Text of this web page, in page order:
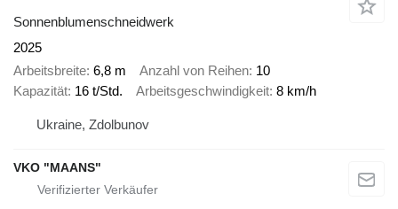
Sonnenblumenschneidwerk
2025
Arbeitsbreite 6,8 m Anzahl von Reihen 10
Kapazität 16 t/Std. Arbeitsgeschwindigkeit 8 km/h
Ukraine, Zdolbunov
VKO "MAANS"